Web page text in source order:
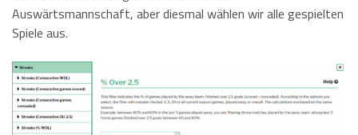
Auswärtsmannschaft, aber diesmal wählen wir alle gespielten
Spiele aus.